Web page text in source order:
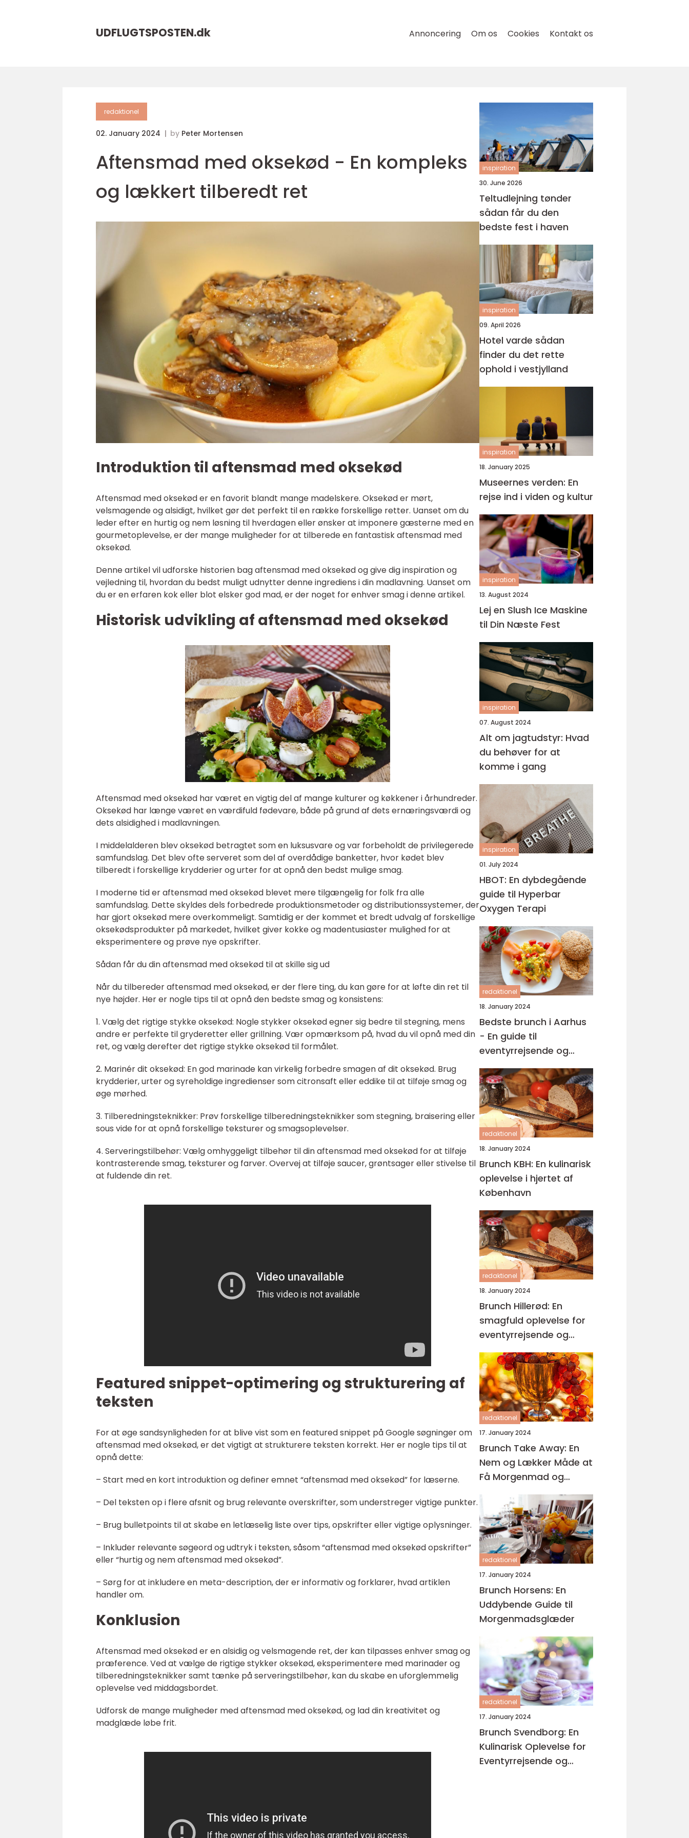
UDFLUGTSPOSTEN.dk Annoncering Om os Cookies Kontakt os
redaktionel
02. January 2024 by Peter Mortensen
Aftensmad med oksekød - En kompleks
og lækkert tilberedt ret
Introduktion til aftensmad med oksekød
Aftensmad med oksekød er en favorit blandt mange madelskere. Oksekød er mørt,
velsmagende og alsidigt, hvilket gør det perfekt til en række forskellige retter. Uanset om du
leder efter en hurtig og nem løsning til hverdagen eller ønsker at imponere gæsterne med en
gourmetoplevelse, er der mange muligheder for at tilberede en fantastisk aftensmad med
oksekød.
Denne artikel vil udforske historien bag aftensmad med oksekød og give dig inspiration og
vejledning til, hvordan du bedst muligt udnytter denne ingrediens i din madlavning. Uanset om
du er en erfaren kok eller blot elsker god mad, er der noget for enhver smag i denne artikel.
Historisk udvikling af aftensmad med oksekød
Aftensmad med oksekød har været en vigtig del af mange kulturer og køkkener i århundreder.
Oksekød har længe været en værdifuld fødevare, både på grund af dets ernæringsværdi og
dets alsidighed i madlavningen.
I middelalderen blev oksekød betragtet som en luksusvare og var forbeholdt de privilegerede
samfundslag. Det blev ofte serveret som del af overdådige banketter, hvor kødet blev
tilberedt i forskellige krydderier og urter for at opnå den bedst mulige smag.
I moderne tid er aftensmad med oksekød blevet mere tilgængelig for folk fra alle
samfundslag. Dette skyldes dels forbedrede produktionsmetoder og distributionssystemer, der
har gjort oksekød mere overkommeligt. Samtidig er der kommet et bredt udvalg af forskellige
oksekødsprodukter på markedet, hvilket giver kokke og madentusiaster mulighed for at
eksperimentere og prøve nye opskrifter.
Sådan får du din aftensmad med oksekød til at skille sig ud
Når du tilbereder aftensmad med oksekød, er der flere ting, du kan gøre for at løfte din ret til
nye højder. Her er nogle tips til at opnå den bedste smag og konsistens:
1. Vælg det rigtige stykke oksekød: Nogle stykker oksekød egner sig bedre til stegning, mens
andre er perfekte til gryderetter eller grillning. Vær opmærksom på, hvad du vil opnå med din
ret, og vælg derefter det rigtige stykke oksekød til formålet.
2. Marinér dit oksekød: En god marinade kan virkelig forbedre smagen af dit oksekød. Brug
krydderier, urter og syreholdige ingredienser som citronsaft eller eddike til at tilføje smag og
øge mørhed.
3. Tilberedningsteknikker: Prøv forskellige tilberedningsteknikker som stegning, braisering eller
sous vide for at opnå forskellige teksturer og smagsoplevelser.
4. Serveringstilbehør: Vælg omhyggeligt tilbehør til din aftensmad med oksekød for at tilføje
kontrasterende smag, teksturer og farver. Overvej at tilføje saucer, grøntsager eller stivelse til
at fuldende din ret.
Featured snippet-optimering og strukturering af
teksten
For at øge sandsynligheden for at blive vist som en featured snippet på Google søgninger om
aftensmad med oksekød, er det vigtigt at strukturere teksten korrekt. Her er nogle tips til at
opnå dette:
– Start med en kort introduktion og definer emnet “aftensmad med oksekød” for læserne.
– Del teksten op i flere afsnit og brug relevante overskrifter, som understreger vigtige punkter.
– Brug bulletpoints til at skabe en letlæselig liste over tips, opskrifter eller vigtige oplysninger.
– Inkluder relevante søgeord og udtryk i teksten, såsom “aftensmad med oksekød opskrifter”
eller “hurtig og nem aftensmad med oksekød”.
– Sørg for at inkludere en meta-description, der er informativ og forklarer, hvad artiklen
handler om.
Konklusion
Aftensmad med oksekød er en alsidig og velsmagende ret, der kan tilpasses enhver smag og
præference. Ved at vælge de rigtige stykker oksekød, eksperimentere med marinader og
tilberedningsteknikker samt tænke på serveringstilbehør, kan du skabe en uforglemmelig
oplevelse ved middagsbordet.
Udforsk de mange muligheder med aftensmad med oksekød, og lad din kreativitet og
madglæde løbe frit.
inspiration
30. June 2026
Teltudlejning tønder
sådan får du den
bedste fest i haven
inspiration
09. April 2026
Hotel varde sådan
finder du det rette
ophold i vestjylland
inspiration
18. January 2025
Museernes verden: En
rejse ind i viden og kultur
inspiration
13. August 2024
Lej en Slush Ice Maskine
til Din Næste Fest
inspiration
07. August 2024
Alt om jagtudstyr: Hvad
du behøver for at
komme i gang
inspiration
01. July 2024
HBOT: En dybdegående
guide til Hyperbar
Oxygen Terapi
redaktionel
18. January 2024
Bedste brunch i Aarhus
- En guide til
eventyrrejsende og
backpackere
redaktionel
18. January 2024
Brunch KBH: En kulinarisk
oplevelse i hjertet af
København
redaktionel
18. January 2024
Brunch Hillerød: En
smagfuld oplevelse for
eventyrrejsende og
backpackere
redaktionel
17. January 2024
Brunch Take Away: En
Nem og Lækker Måde at
Få Morgenmad og
Frokost på Farten
redaktionel
17. January 2024
Brunch Horsens: En
Uddybende Guide til
Morgenmadsglæder
redaktionel
17. January 2024
Brunch Svendborg: En
Kulinarisk Oplevelse for
Eventyrrejsende og